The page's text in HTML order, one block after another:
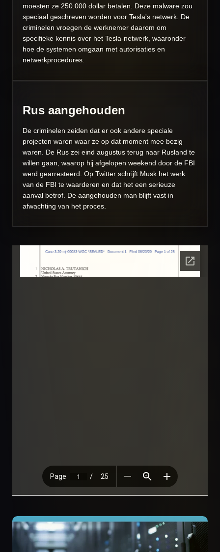
moesten ze 250.000 dollar betalen. Deze malware zou
speciaal geschreven worden voor Tesla's netwerk. De
criminelen vroegen de werknemer daarom om
specifieke kennis over het Tesla-netwerk, waaronder
hoe de systemen omgaan met autorisaties en
netwerkprocedures.
Rus aangehouden
De criminelen zeiden dat er ook andere speciale
projecten waren waar ze op dat moment mee bezig
waren. De Rus zei eind augustus terug naar Rusland te
willen gaan, waarop hij afgelopen weekend door de FBI
werd gearresteerd. Op Twitter schrijft Musk het werk
van de FBI te waarderen en dat het een serieuze
aanval betrof. De aangehouden man blijft vast in
afwachting van het proces.